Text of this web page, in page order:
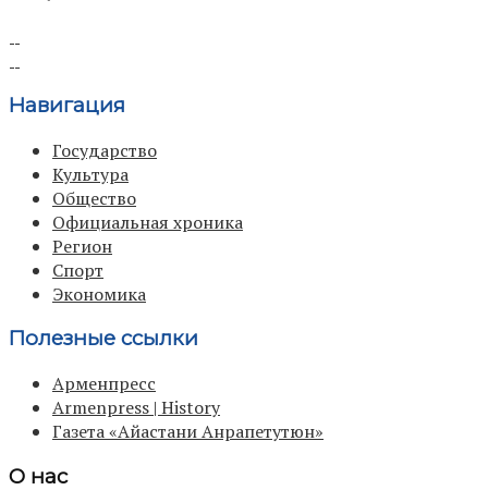
Навигация
Государство
Культура
Общество
Официальная хроника
Регион
Спорт
Экономика
Полезные ссылки
Арменпресс
Armenpress | History
Газета «Айастани Анрапетутюн»
О нас